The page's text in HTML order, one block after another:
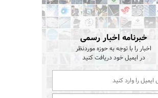
خبرنامه اخبار رسمی
اخبار را با توجه به حوزه موردنظر
در ایمیل خود دریافت کنید